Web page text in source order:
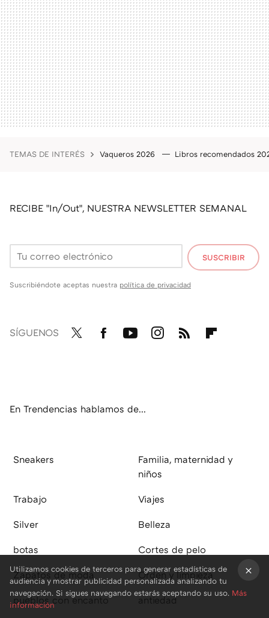
TEMAS DE INTERÉS Vaqueros 2026 Libros recomendados
RECIBE "In/Out", NUESTRA NEWSLETTER SEMANAL
SUSCRIBIR
Suscribiéndote aceptas nuestra política de privacidad
SÍGUENOS
En Trendencias hablamos de...
Sneakers
Familia, maternidad y
niños
Trabajo Viajes
Silver Belleza
botas Cortes de pelo
Zapatos de moda Orden y limpieza
pueblos con encanto antiedad
Utilizamos cookies de terceros para generar estadísticas de
audiencia y mostrar publicidad personalizada analizando tu
navegación. Si sigues navegando estarás aceptando su uso. Más
información